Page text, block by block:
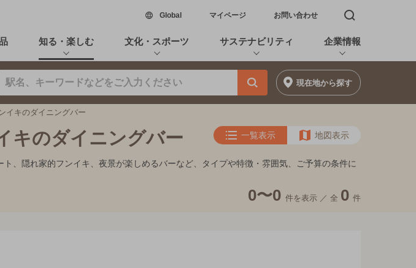
Global新しいウィンドウで開く
マイページ お問い合わせ 検索窓を開く
知る・楽しむ 文化・スポーツ サステナビリティ 企業情報
現在地から探す
イキのダイニングバー
キのダイニングバー 一覧表示 地図表示
、隠れ家的フンイキ、夜景が楽しめるバーなど、タイプや特徴・雰囲気、ご予算の条件に
0〜0 件を表示 ／ 全 0 件